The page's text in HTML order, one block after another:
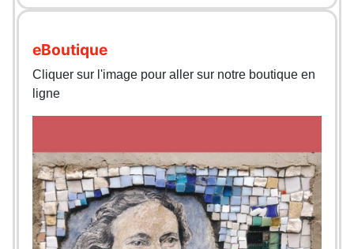
eBoutique
Cliquer sur l'image pour aller sur notre boutique en
ligne